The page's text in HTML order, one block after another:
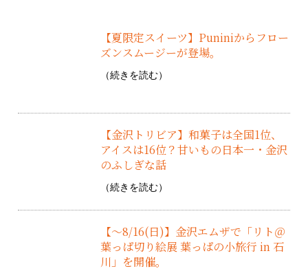
【夏限定スイーツ】Puniniからフロー
ズンスムージーが登場。
（続きを読む）
【金沢トリビア】和菓子は全国1位、
アイスは16位？甘いもの日本一・金沢
のふしぎな話
（続きを読む）
【～8/16(日)】金沢エムザで「リト＠
葉っぱ切り絵展 葉っぱの小旅行 in 石
川」を開催。